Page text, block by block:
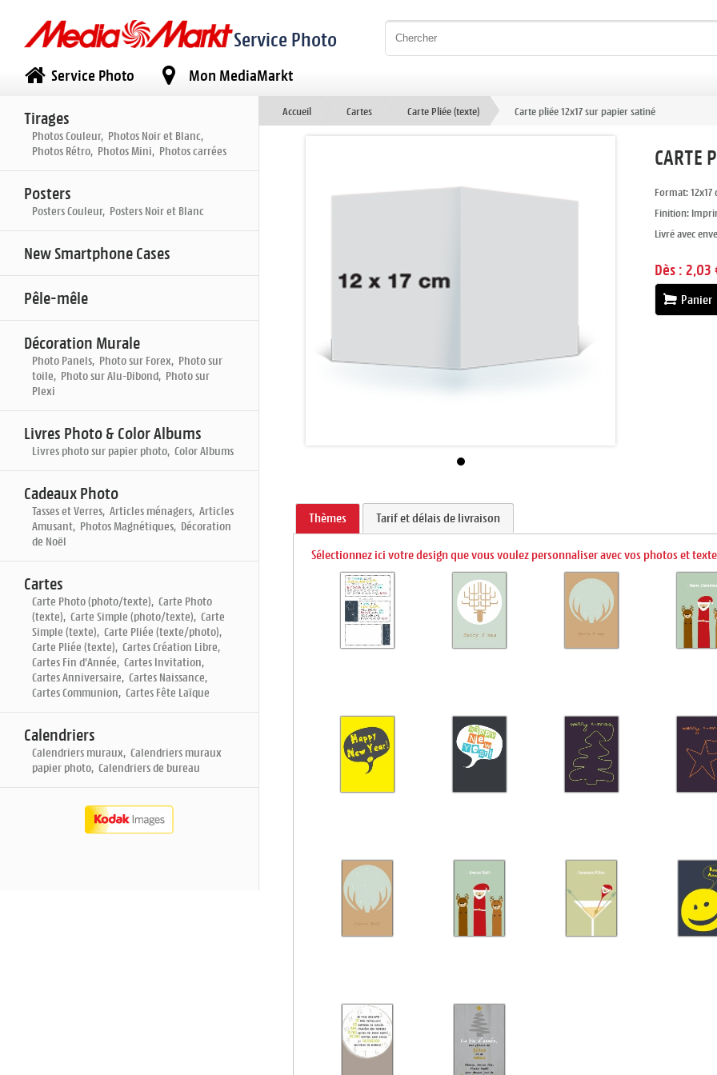
Service Photo
Service Photo Mon MediaMarkt
Tirages
Photos Couleur, Photos Noir et Blanc,
Photos Rétro, Photos Mini, Photos carrées
Posters
Posters Couleur, Posters Noir et Blanc
New Smartphone Cases
Pêle-mêle
Décoration Murale
Photo Panels, Photo sur Forex, Photo sur
toile, Photo sur Alu-Dibond, Photo sur
Plexi
Livres Photo & Color Albums
Livres photo sur papier photo, Color Albums
Cadeaux Photo
Tasses et Verres, Articles ménagers, Articles
Amusant, Photos Magnétiques, Décoration
de Noël
Cartes
Carte Photo (photo/texte), Carte Photo
(texte), Carte Simple (photo/texte), Carte
Simple (texte), Carte Pliée (texte/photo),
Carte Pliée (texte), Cartes Création Libre,
Cartes Fin d'Année, Cartes Invitation,
Cartes Anniversaire, Cartes Naissance,
Cartes Communion, Cartes Fête Laïque
Calendriers
Calendriers muraux, Calendriers muraux
papier photo, Calendriers de bureau
Accueil Cartes Carte Pliée (texte) Carte pliée 12x17 sur papier satiné
CARTE
Format: 12x17
Finition:
Livré avec
Dès : 2,03
Panier
Thèmes Tarif et délais de livraison
Sélectionnez ici votre design que vous voulez personnaliser avec vos photos et